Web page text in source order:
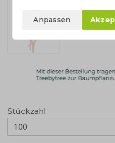
Stückzahl
100
Anpassen